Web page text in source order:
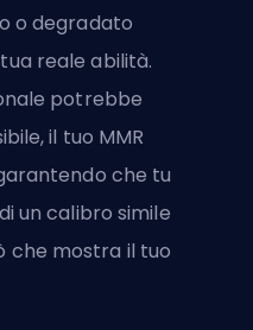
o degradato
reale abilità.
potrebbe
il tuo MMR
che tu
un calibro simile
che mostra il tuo